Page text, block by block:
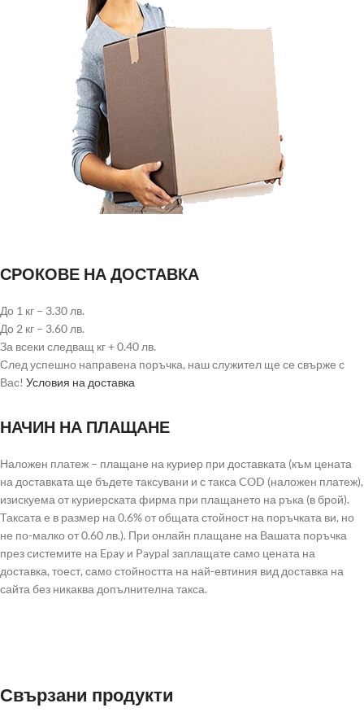
СРОКОВЕ НА ДОСТАВКА
До 1 кг – 3.30 лв.
До 2 кг – 3.60 лв.
За всеки следващ кг + 0.40 лв.
След успешно направена поръчка, наш служител ще се свърже с
Вас! Условия на доставка
НАЧИН НА ПЛАЩАНЕ
Наложен платеж – плащане на куриер при доставката (към цената
на доставката ще бъдете таксувани и с такса COD (наложен платеж),
изискуема от куриерската фирма при плащането на ръка (в брой).
Таксата е в размер на 0.6% от общата стойност на поръчката ви, но
не по-малко от 0.60 лв.). При онлайн плащане на Вашата поръчка
през системите на Epay и Paypal заплащате само цената на
доставка, тоест, само стойността на най-евтиния вид доставка на
сайта без никаква допълнителна такса.
Свързани продукти